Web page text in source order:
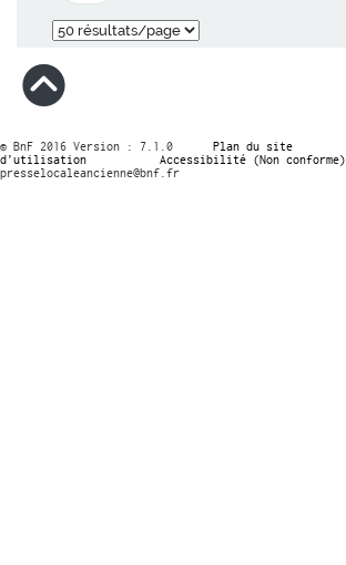
© BnF 2016 Version : 7.1.0 Plan du site
d’utilisation
Accessibilité (Non conforme)
presselocaleancienne@bnf.fr